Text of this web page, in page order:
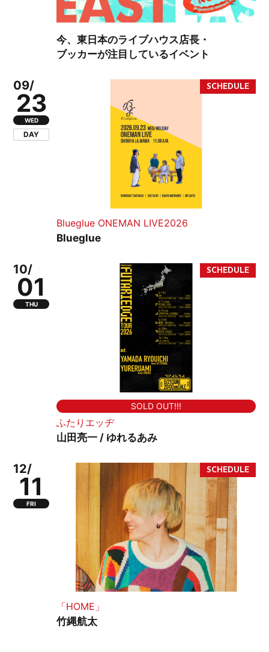
今、東日本のライブハウス店長・
ブッカーが注目しているイベント
09/
23
WED
DAY
Blueglue ONEMAN LIVE2026
Blueglue
10/
01
THU
SOLD OUT!!!
ふたりエッヂ
山田亮一 / ゆれるあみ
12/
11
FRI
「HOME」
竹縄航太